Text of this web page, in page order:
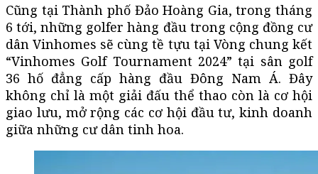
Cũng tại Thành phố Đảo Hoàng Gia, trong tháng
6 tới, những golfer hàng đầu trong cộng đồng cư
dân Vinhomes sẽ cùng tề tựu tại Vòng chung kết
“Vinhomes Golf Tournament 2024” tại sân golf
36 hố đẳng cấp hàng đầu Đông Nam Á. Đây
không chỉ là một giải đấu thể thao còn là cơ hội
giao lưu, mở rộng các cơ hội đầu tư, kinh doanh
giữa những cư dân tinh hoa.